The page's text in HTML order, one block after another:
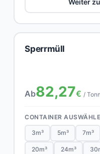
Sperrmüll
Ab82,27€ /
CONTAINER
3m³ 5m³ 7m³
20m³ 24m³